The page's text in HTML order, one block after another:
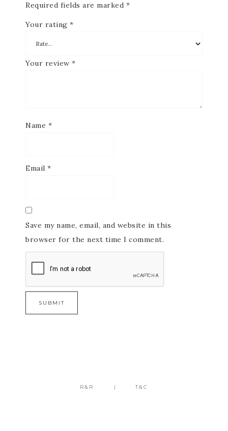
Required fields are marked *
Your rating *
Your review *
Name *
Email *
Save my name, email, and website in this
browser for the next time I comment.
R&R T&C